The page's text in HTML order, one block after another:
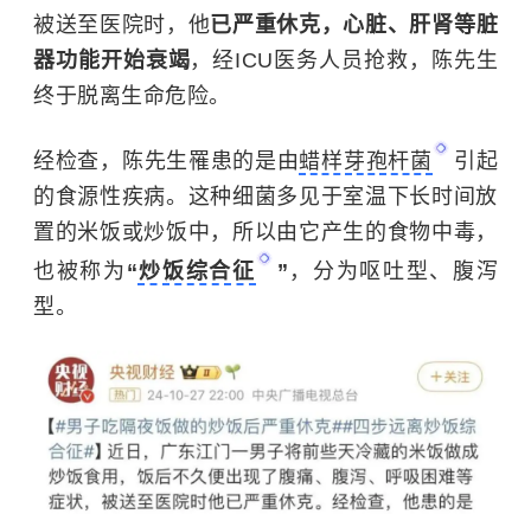
被送至医院时，他已严重休克，心脏、肝肾等脏
器功能开始衰竭，经ICU医务人员抢救，陈先生
终于脱离生命危险。
经检查，陈先生罹患的是由蜡样芽孢杆菌
引起
的食源性疾病。这种细菌多见于室温下长时间放
置的米饭或炒饭中，所以由它产生的食物中毒，
也被称为 “炒饭综合征 ” ，分为呕吐型、腹泻
型。